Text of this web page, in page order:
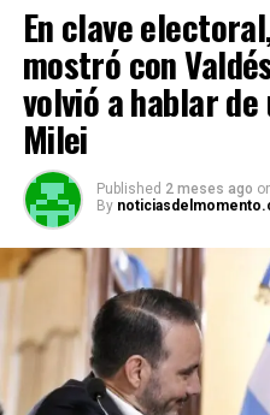
En clave
mostró con
volvió a hablar
Milei
Published 2 meses ago
By